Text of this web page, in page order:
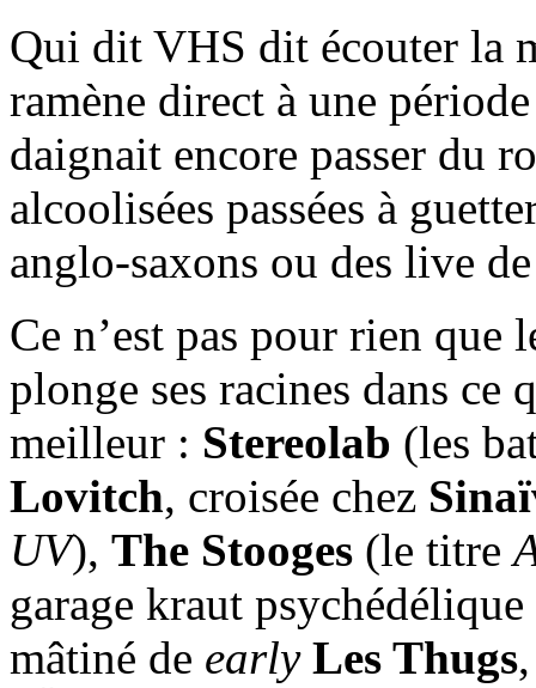
Qui dit VHS dit écouter la
ramène direct à une
daignait encore passer du
alcoolisées passées à
anglo-saxons ou des live
Ce n’est pas pour rien que
plonge ses racines dans
meilleur : Stereolab (les
Lovitch, croisée chez
UV), The Stooges (le titre
garage kraut psychédélique
mâtiné de earlyLes Thugs